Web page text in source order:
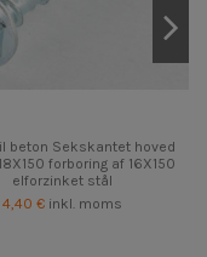
beton Sekskantet hoved
forboring af 16X150
elforzinket stål
4,40 € inkl. moms